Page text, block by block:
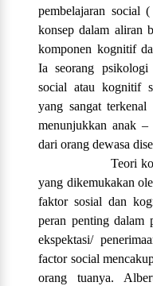
pembelajaran social (
konsep dalam aliran
komponen kognitif
Ia seorang
social atau kognitif
yang sangat
menunjukkan anak
dari orang dewasa
Teori
yang dikemukakan
faktor sosial dan
peran penting dalam
ekspektasi/
factor social
orang tuanya.